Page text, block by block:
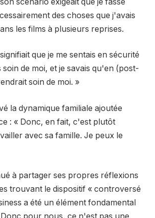
des choses que j'avais
les films à plusieurs reprises.
que je me sentais en sécurité
soin de moi, et je savais qu'en (post-
soin de moi. »
la dynamique familiale ajoutée
: « Donc, en fait, c'est plutôt
avec sa famille. Je peux le
à partager ses propres réflexions
trouvant le dispositif « controversé
a été un élément fondamental
pour nous, ce n'est pas une